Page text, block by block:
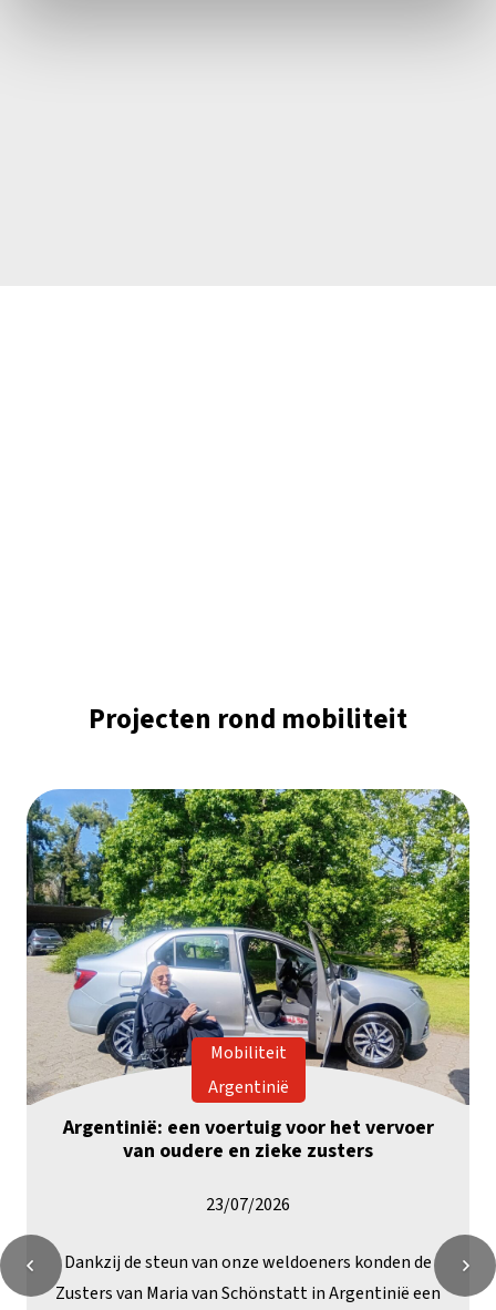
Projecten rond mobiliteit
Mobiliteit
Argentinië
Argentinië: een voertuig voor het vervoer
van oudere en zieke zusters
23/07/2026
Dankzij de steun van onze weldoeners konden de
Zusters van Maria van Schönstatt in Argentinië een